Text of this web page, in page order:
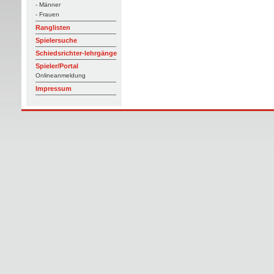
- Männer
- Frauen
Ranglisten
Spielersuche
Schiedsrichter-lehrgänge
Spieler/Portal
Onlineanmeldung
Impressum